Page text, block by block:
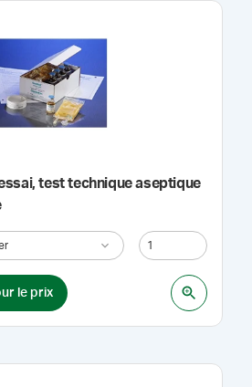
test technique aseptique
le prix